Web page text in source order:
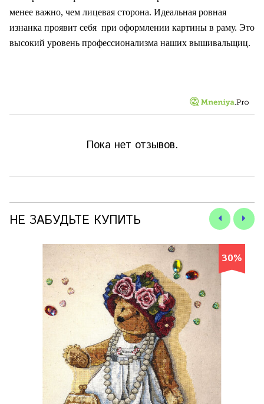
менее важно, чем лицевая сторона. Идеальная ровная
изнанка проявит себя при оформлении картины в раму. Это
высокий уровень профессионализма наших вышивальщиц.
Пока нет отзывов.
НЕ ЗАБУДЬТЕ КУПИТЬ
30%